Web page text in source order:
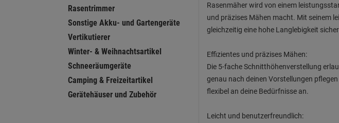
Rasentrimmer
Sonstige Akku- und Gartengeräte
Vertikutierer
Winter- & Weihnachtsartikel
Schneeräumgeräte
Camping & Freizeitartikel
Gerätehäuser und Zubehör
Rasenmäher wird von einem
und präzises Mähen macht. Mit seinem
gleichzeitig eine hohe Langlebigkeit
Effizientes und präzises Mähen:
Die 5-fache Schnitthöhenverstellung
genau nach deinen Vorstellungen
flexibel an deine Bedürfnisse an.
Leicht und benutzerfreundlich: